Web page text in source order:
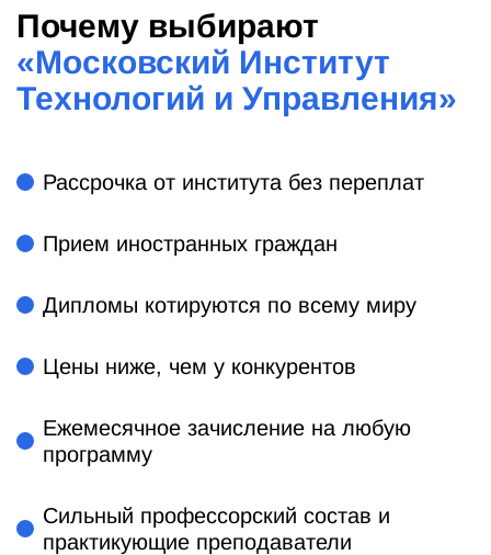
Почему выбирают
«Московский Институт
Технологий и Управления»
Рассрочка от института без переплат
Прием иностранных граждан
Дипломы котируются по всему миру
Цены ниже, чем у конкурентов
Ежемесячное зачисление на любую
программу
Сильный профессорский состав и
практикующие преподаватели